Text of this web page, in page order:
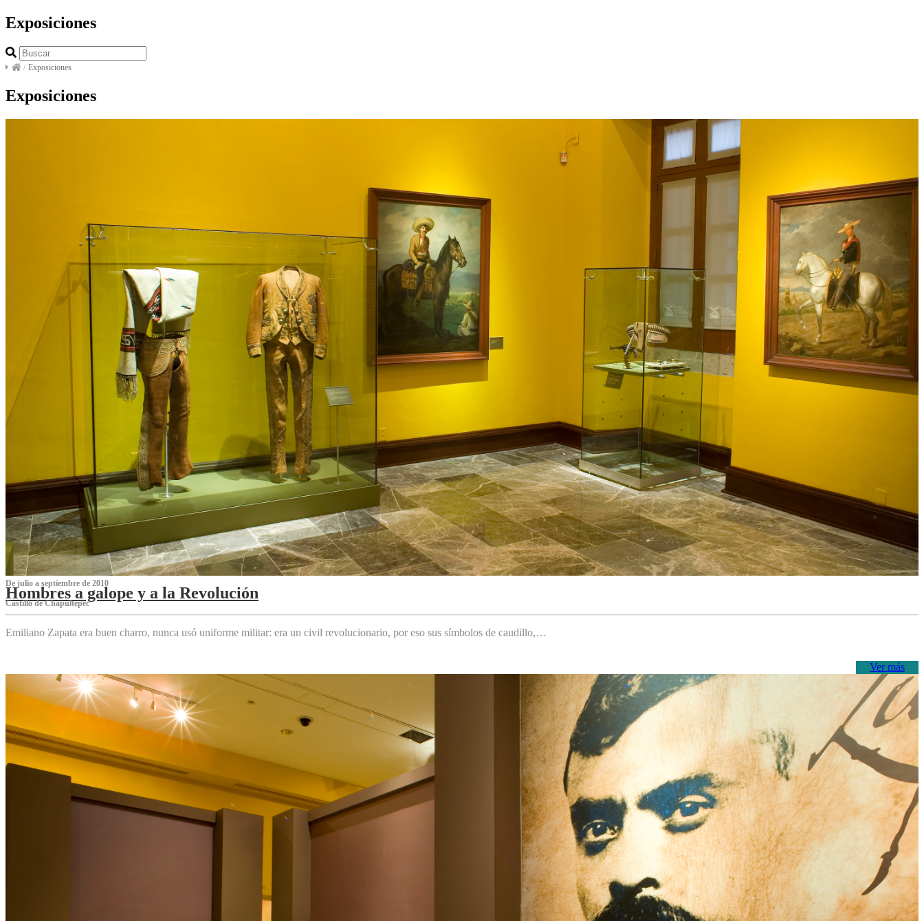
Exposiciones
/ Exposiciones
Exposiciones
De julio a septiembre de 2010
Hombres a galope y a la Revolución
Castillo de Chapultepec
Emiliano Zapata era buen charro, nunca usó uniforme militar: era un civil revolucionario, por eso sus símbolos de caudillo,…
Ver más